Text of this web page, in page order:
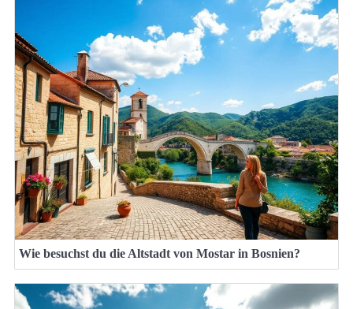
Wie besuchst du die Altstadt von Mostar in Bosnien?